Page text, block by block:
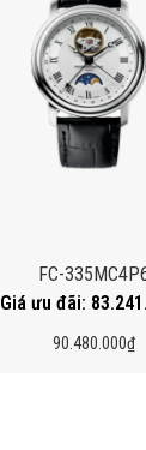
FC-
90.480.000₫